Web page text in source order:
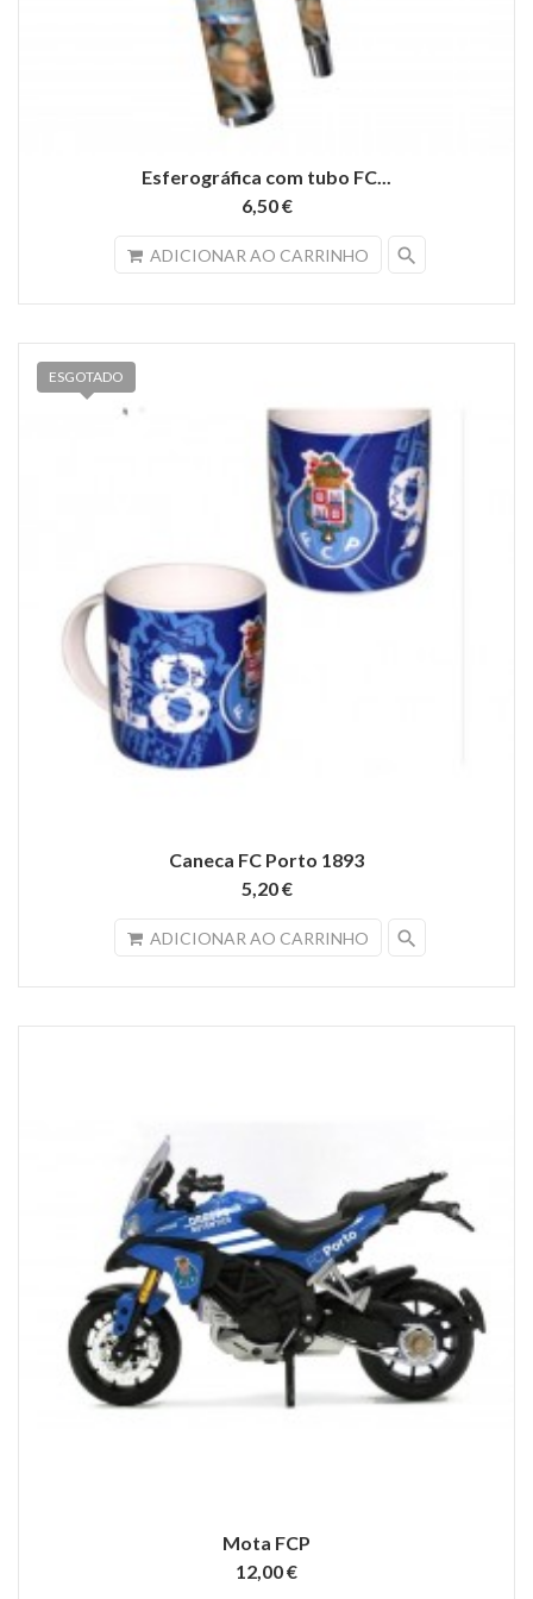
Esferográfica com tubo FC...
6,50 €
ADICIONAR AO CARRINHO search
Caneca FC Porto 1893
5,20 €
ADICIONAR AO CARRINHO search
ESGOTADO
Mota FCP
12,00 €